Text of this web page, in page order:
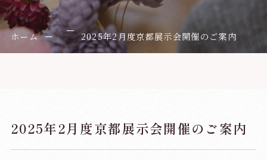
ホーム 2025年2月度京都展示会開催のご案内
2025年2月度京都展示会開催のご案内